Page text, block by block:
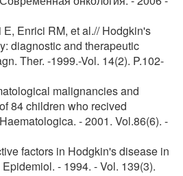
Enrici RM, et al.// Hodgkin's
diagnostic and therapeutic
Ther. -1999.-Vol. 14(2). P.102-
malignancies and
84 children who recived
- 2001. Vol.86(6). -
factors in Hodgkin's disease in
- 1994. - Vol. 139(3).